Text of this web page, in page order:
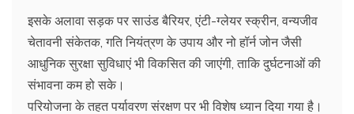
इसके अलावा सड़क पर साउंड बैरियर, एंटी-ग्लेयर स्क्रीन, वन्यजीव
चेतावनी संकेतक, गति नियंत्रण के उपाय और नो हॉर्न जोन जैसी
आधुनिक सुरक्षा सुविधाएं भी विकसित की जाएंगी, ताकि दुर्घटनाओं की
संभावना कम हो सके।
परियोजना के तहत पर्यावरण संरक्षण पर भी विशेष ध्यान दिया गया है।